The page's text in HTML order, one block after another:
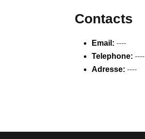
Contacts
Email: ----
Telephone: ----
Adresse: ----